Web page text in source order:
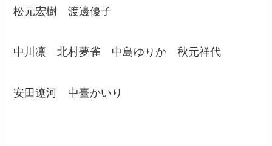
松元宏樹 渡邊優子
中川凛 北村夢雀 中島ゆりか 秋元祥代
安田遼河 中臺かいり